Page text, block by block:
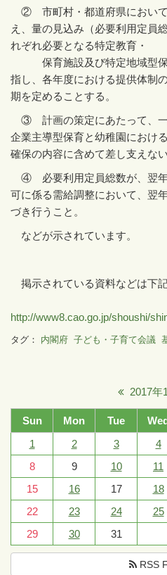
2017年
Sun Mon Tue
1
2 3 4
8
9 10 11
15
16 17 18
22
23 24 25
29
30 31
RSS
② 市町村・都道府県において
え、量の見込み（必要利用定員
れぞれ必要となる特定教育・
保育施設及び特定地域型保
指し、各年度における提供体制
期を定めることする。
③ 計画の策定にあたって、一
企業主導型保育と幼稚園におけ
確保の内容に含めて差し支えない
④ 必要利用定員総数が、翌年
可に係る需給調整において、翌
づき行うこと。
などが示されています。
掲示されている資料などは下
http://www8.cao.go.jp/shoushi/
タグ： 内閣府 子ども・子育て会議